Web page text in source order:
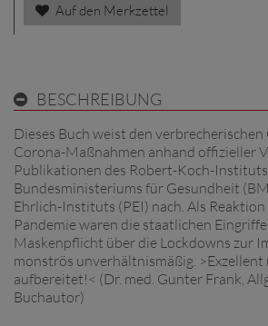
Auf den Merkzettel
BESCHREIBUNG
Dieses Buch weist den
Corona-Maßnahmen anhand offizieller
Publikationen des Robert-Koch-Instituts
Bundesministeriums für Gesundheit
Ehrlich-Instituts (PEI) nach. Als Reaktion
Pandemie waren die staatlichen
Maskenpflicht über die Lockdowns zur
monströs unverhältnismäßig.
aufbereitet!< (Dr. med. Gunter Frank,
Buchautor)